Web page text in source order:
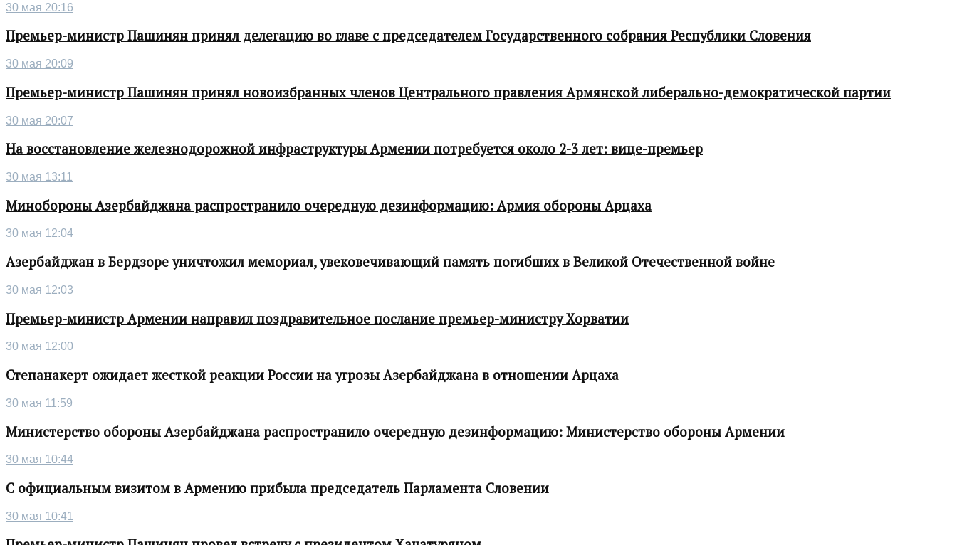
30 мая 20:16
Премьер-министр Пашинян принял делегацию во главе с председателем Государственного собрания Республики Словения
30 мая 20:09
Премьер-министр Пашинян принял новоизбранных членов Центрального правления Армянской либерально-демократической партии
30 мая 20:07
На восстановление железнодорожной инфраструктуры Армении потребуется около 2-3 лет: вице-премьер
30 мая 13:11
Минобороны Азербайджана распространило очередную дезинформацию: Армия обороны Арцаха
30 мая 12:04
Азербайджан в Бердзоре уничтожил мемориал, увековечивающий память погибших в Великой Отечественной войне
30 мая 12:03
Премьер-министр Армении направил поздравительное послание премьер-министру Хорватии
30 мая 12:00
Степанакерт ожидает жесткой реакции России на угрозы Азербайджана в отношении Арцаха
30 мая 11:59
Министерство обороны Азербайджана распространило очередную дезинформацию: Министерство обороны Армении
30 мая 10:44
С официальным визитом в Армению прибыла председатель Парламента Словении
30 мая 10:41